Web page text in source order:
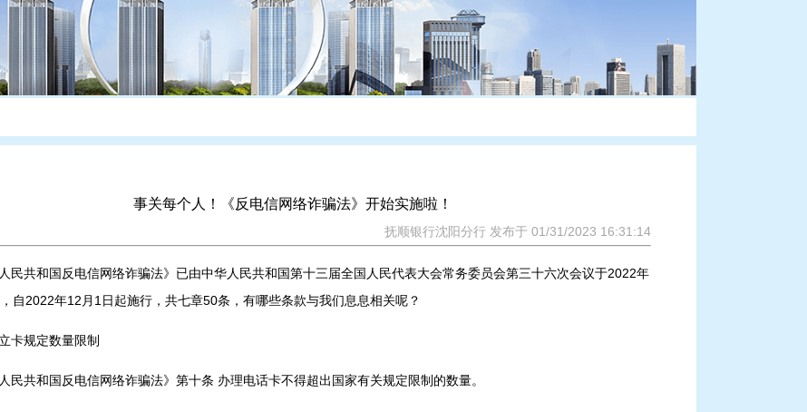
事关每个人！《反电信网络诈骗法》开始实施啦！
抚顺银行沈阳分行 发布于 01/31/2023 16:31:14
人民共和国反电信网络诈骗法》已由中华人民共和国第十三届全国人民代表大会常务委员会第三十六次会议于2022年
自2022年12月1日起施行，共七章50条，有哪些条款与我们息息相关呢？
卡规定数量限制
人民共和国反电信网络诈骗法》第十条 办理电话卡不得超出国家有关规定限制的数量。